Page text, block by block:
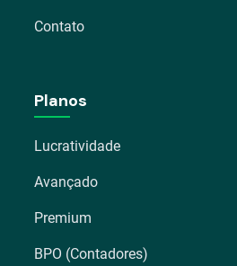
Contato
Planos
Lucratividade
Avançado
Premium
BPO (Contadores)